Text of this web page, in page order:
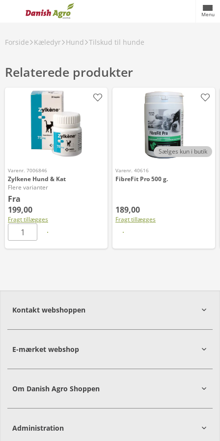
Menu
Forside Kæledyr Hund Tilskud til hunde
Relaterede produkter
Varenr. 7006846
Zylkene Hund & Kat
Flere varianter
Fra
199,00
Fragt tillægges
Sælges kun i butik
Varenr. 40616
FibreFit Pro 500 g.
189,00
Fragt tillægges
Kontakt webshoppen
E-mærket webshop
Om Danish Agro Shoppen
Administration